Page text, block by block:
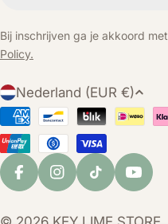
Bij inschrijven ga je akkoord
Policy.
L
a
n
d
/
e
Nederland (EUR €)
Betaalmethoden
FacebookInstagram
TikTok